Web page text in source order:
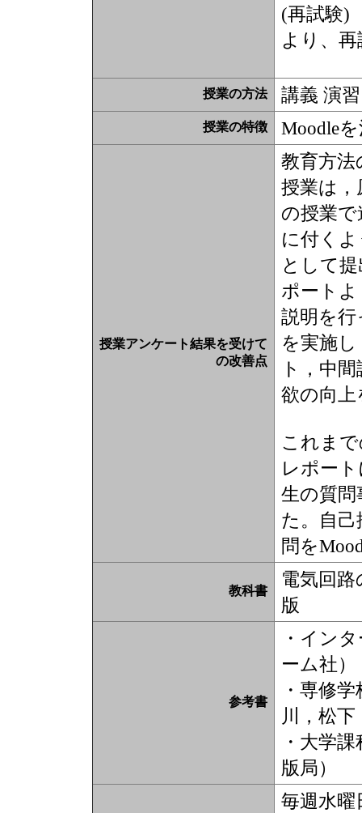
(再試験)
より、
授業の方法 講義 演習
授業の特徴 Moodle
授業アンケート結果を受けて
の改善点
教育方法
授業は，
の授業
に付く
として
ポート
説明を
を実施
ト，中
欲の向
これま
レポー
生の質
た。自
問を
教科書
電気回
版
参考書
・イン
ーム社）
・専修
川，松
・大学
版局）
毎週水